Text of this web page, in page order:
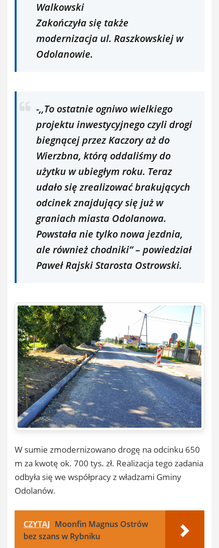
Walkowski
Zakończyła się także
modernizacja ul. Raszkowskiej w
Odolanowie.
-,,To ostatnie ogniwo wielkiego
projektu inwestycyjnego czyli drogi
biegnącej przez Kaczory aż do
Wierzbna, którą oddaliśmy do
użytku w ubiegłym roku. Teraz
udało się zrealizować brakujących
odcinek znajdujący się już w
graniach miasta Odolanowa.
Powstała nie tylko nowa jezdnia,
ale również chodniki’’ – powiedział
Paweł Rajski Starosta Ostrowski.
W sumie zmodernizowano drogę na odcinku 650
m za kwotę ok. 700 tys. zł. Realizacja tego zadania
odbyła się we współpracy z władzami Gminy
Odolanów.
CZYTAJ Moonfin Magnus Ostrów
bez szans w Rybniku